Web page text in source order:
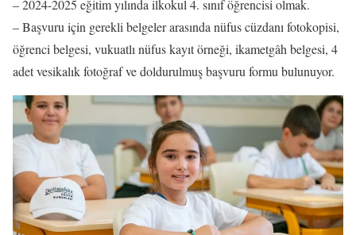
– 2024-2025 eğitim yılında ilkokul 4. sınıf öğrencisi olmak.
– Başvuru için gerekli belgeler arasında nüfus cüzdanı fotokopisi,
öğrenci belgesi, vukuatlı nüfus kayıt örneği, ikametgâh belgesi, 4
adet vesikalık fotoğraf ve doldurulmuş başvuru formu bulunuyor.